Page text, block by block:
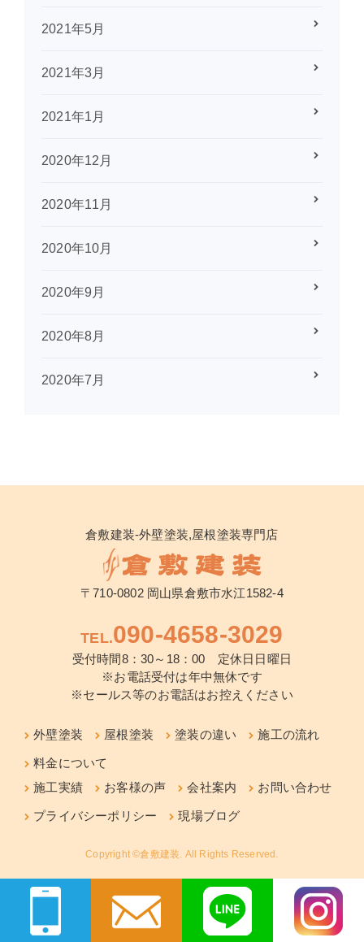
2021年5月
2021年3月
2021年1月
2020年12月
2020年11月
2020年10月
2020年9月
2020年8月
2020年7月
倉敷建装-外壁塗装,屋根塗装専門店
〒710-0802 岡山県倉敷市水江1582-4
TEL.090-4658-3029
受付時間8：30～18：00 定休日日曜日
※お電話受付は年中無休です
※セールス等のお電話はお控えください
外壁塗装 屋根塗装 塗装の違い 施工の流れ
料金について
施工実績
お客様の声 会社案内 お問い合わせ
プライバシーポリシー 現場ブログ
Copyright ©倉敷建装. All Rights Reserved.